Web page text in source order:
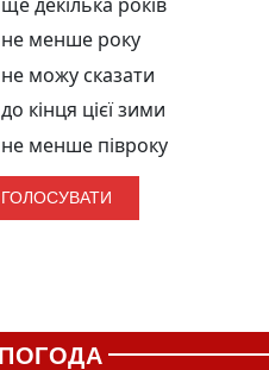
не менше року
не можу сказати
до кінця цієї зими
не менше півроку
ПОГОДА